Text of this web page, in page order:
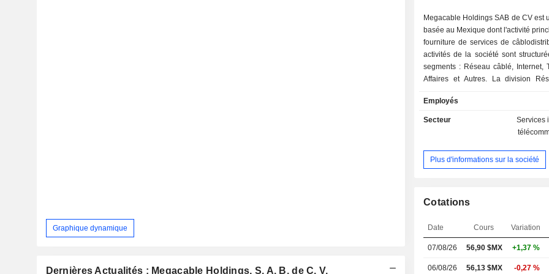
Graphique dynamique
Dernières Actualités : Megacable Holdings, S. A. B. de C. V.
Megacable Holdings SAB de CV est
basée au Mexique dont l'activité
fourniture de services de
activités de la société sont
segments : Réseau câblé, Internet,
Affaires et Autres. La division
par câble. La division Internet
services Internet aux
entreprises. La division Téléphone
et aux entreprises. La division
concentre sur la
(TI) pour les clients professionnels.
temps publicitaire, la production de
télévisés et d'autres services de
société opère sous différentes
que Megacable et Metrocarrier. Elle
Employés
Secteur
Services
Plus d'informations sur la société
Cotations
Date Cours Variation
07/08/26 56,90 $MX +1,37 %
06/08/26 56,13 $MX -0,27 %